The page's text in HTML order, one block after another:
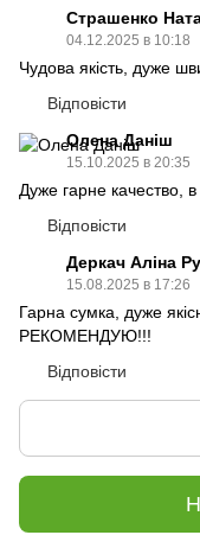
Страшенко
04.12.2025 в 10:18
Чудова якість, дуже
Відповісти
Олена Даніш
15.10.2025 в 20:35
Дуже гарне качество,
Відповісти
Деркач Аліна
15.08.2025 в 17:26
Гарна сумка, дуже
РЕКОМЕНДУЮ!!!
Відповісти